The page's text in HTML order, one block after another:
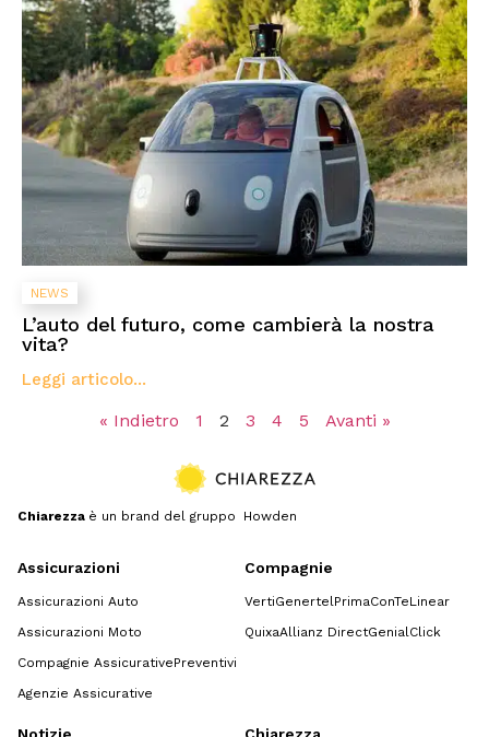
NEWS
L’auto del futuro, come cambierà la nostra
vita?
Leggi articolo...
« Indietro 1 2 3 4 5 Avanti »
Chiarezza è un brand del gruppo Howden
Assicurazioni
Assicurazioni Auto
Assicurazioni Moto
Compagnie AssicurativePreventivi
Agenzie Assicurative
Compagnie
VertiGenertel PrimaConTeLinear
QuixaAllianz DirectGenialClick
Notizie Chiarezza